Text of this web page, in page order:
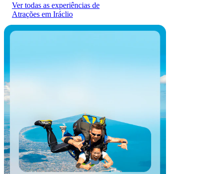
Ver todas as experiências de
Atrações em Iráclio